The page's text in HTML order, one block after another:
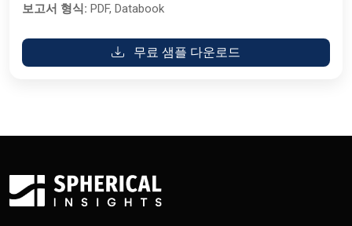
보고서 형식: PDF, Databook
무료 샘플 다운로드